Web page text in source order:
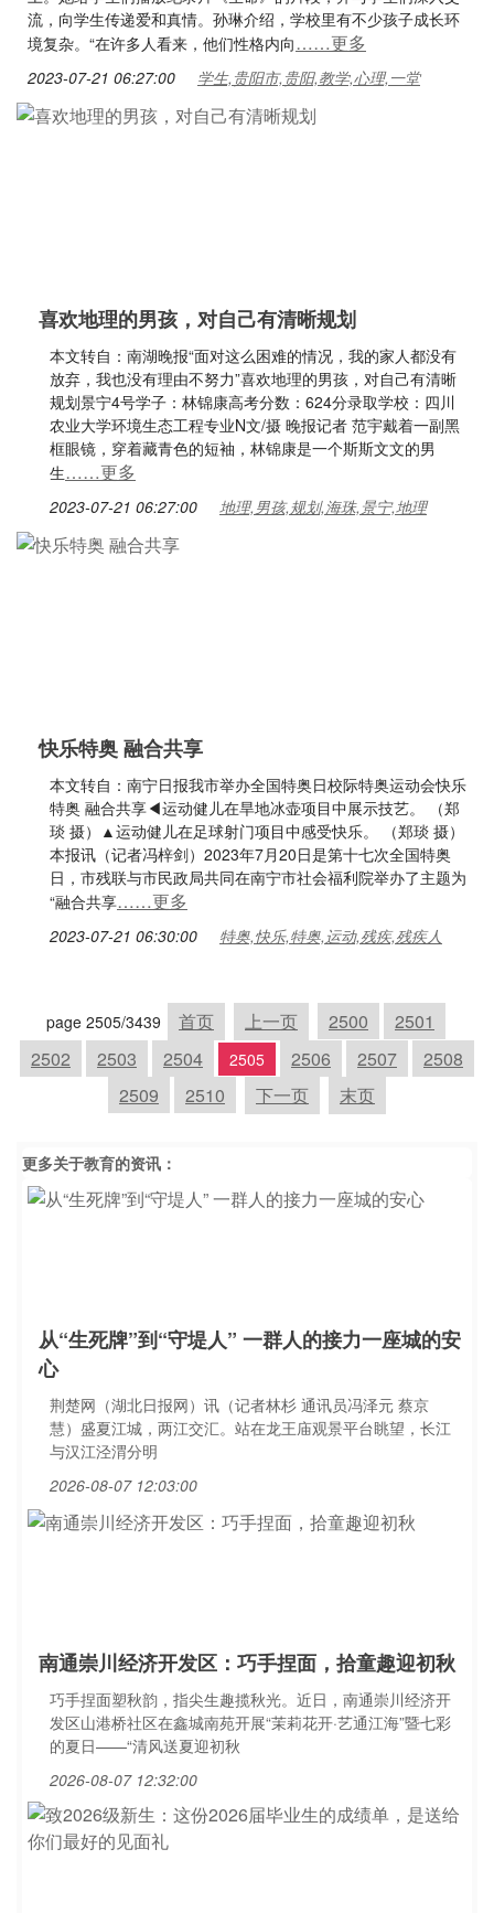
流，向学生传递爱和真情。孙琳介绍，学校里有不少孩子成长环
境复杂。“在许多人看来，他们性格内向……更多
2023-07-21 06:27:00 学生,贵阳市,贵阳,教学,心理,一堂
喜欢地理的男孩，对自己有清晰规划
本文转自：南湖晚报“面对这么困难的情况，我的家人都没有
放弃，我也没有理由不努力”喜欢地理的男孩，对自己有清晰
规划景宁4号学子：林锦康高考分数：624分录取学校：四川
农业大学环境生态工程专业N文/摄 晚报记者 范宇戴着一副黑
框眼镜，穿着藏青色的短袖，林锦康是一个斯斯文文的男
生……更多
2023-07-21 06:27:00 地理,男孩,规划,海珠,景宁,地理
快乐特奥 融合共享
本文转自：南宁日报我市举办全国特奥日校际特奥运动会快乐
特奥 融合共享◀运动健儿在旱地冰壶项目中展示技艺。 （郑
琰 摄）▲运动健儿在足球射门项目中感受快乐。 （郑琰 摄）
本报讯（记者冯梓剑）2023年7月20日是第十七次全国特奥
日，市残联与市民政局共同在南宁市社会福利院举办了主题为
“融合共享……更多
2023-07-21 06:30:00 特奥,快乐,特奥,运动,残疾,残疾人
page 2505/3439 首页 上一页 2500
2501
2502
2503 2504 2505 2506 2507
2508
2509
2510 下一页 末页
更多关于教育的资讯：
从“生死牌”到“守堤人” 一群人的接力一座城的安
心
荆楚网（湖北日报网）讯（记者林杉 通讯员冯泽元 蔡京
慧）盛夏江城，两江交汇。站在龙王庙观景平台眺望，长江
与汉江泾渭分明
2026-08-07 12:03:00
南通崇川经济开发区：巧手捏面，拾童趣迎初秋
巧手捏面塑秋韵，指尖生趣揽秋光。近日，南通崇川经济开
发区山港桥社区在鑫城南苑开展“茉莉花开·艺通江海”暨七彩
的夏日——“清风送夏迎初秋
2026-08-07 12:32:00